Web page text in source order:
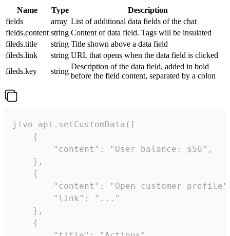
Name Type
Description
fields
array List of additional data fields of the chat
fields.content string Content of data field. Tags will be insulated
fileds.title
string Title shown above a data field
fileds.link
string URL that opens when the data field is clicked
fileds.key
string
Description of the data field, added in bold
before the field content, separated by a colon
jivo_api.setCustomData([
    {
        "content": "User balance: $56",
    },
    {
"content": "Open customer
        "link": "..."
    },
    {